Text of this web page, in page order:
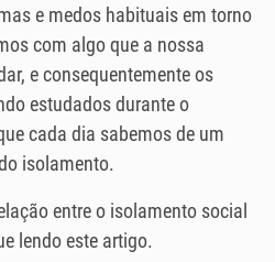
e medos habituais em torno
com algo que a nossa
e consequentemente os
estudados durante o
cada dia sabemos de um
isolamento.
entre o isolamento social
lendo este artigo.